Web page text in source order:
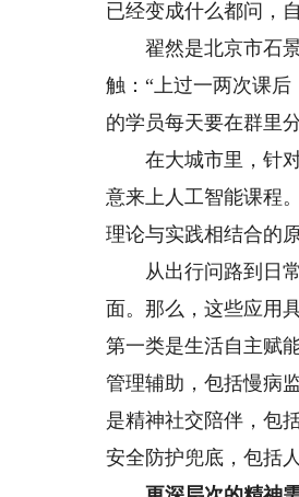
已经变成什么都问，
翟然是北京市石景
触：“上过一两次课
的学员每天要在群里
在大城市里，针对
意来上人工智能课程
理论与实践相结合的
从出行问路到日常
面。那么，这些应用
第一类是生活自主赋
管理辅助，包括慢病
是精神社交陪伴，包
安全防护兜底，包括